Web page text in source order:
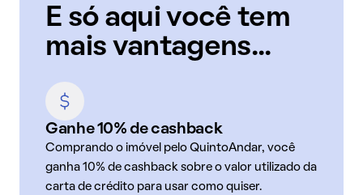
E só aqui você tem
mais vantagens...
Ganhe 10% de cashback
Comprando o imóvel pelo QuintoAndar, você
ganha 10% de cashback sobre o valor utilizado da
carta de crédito para usar como quiser.